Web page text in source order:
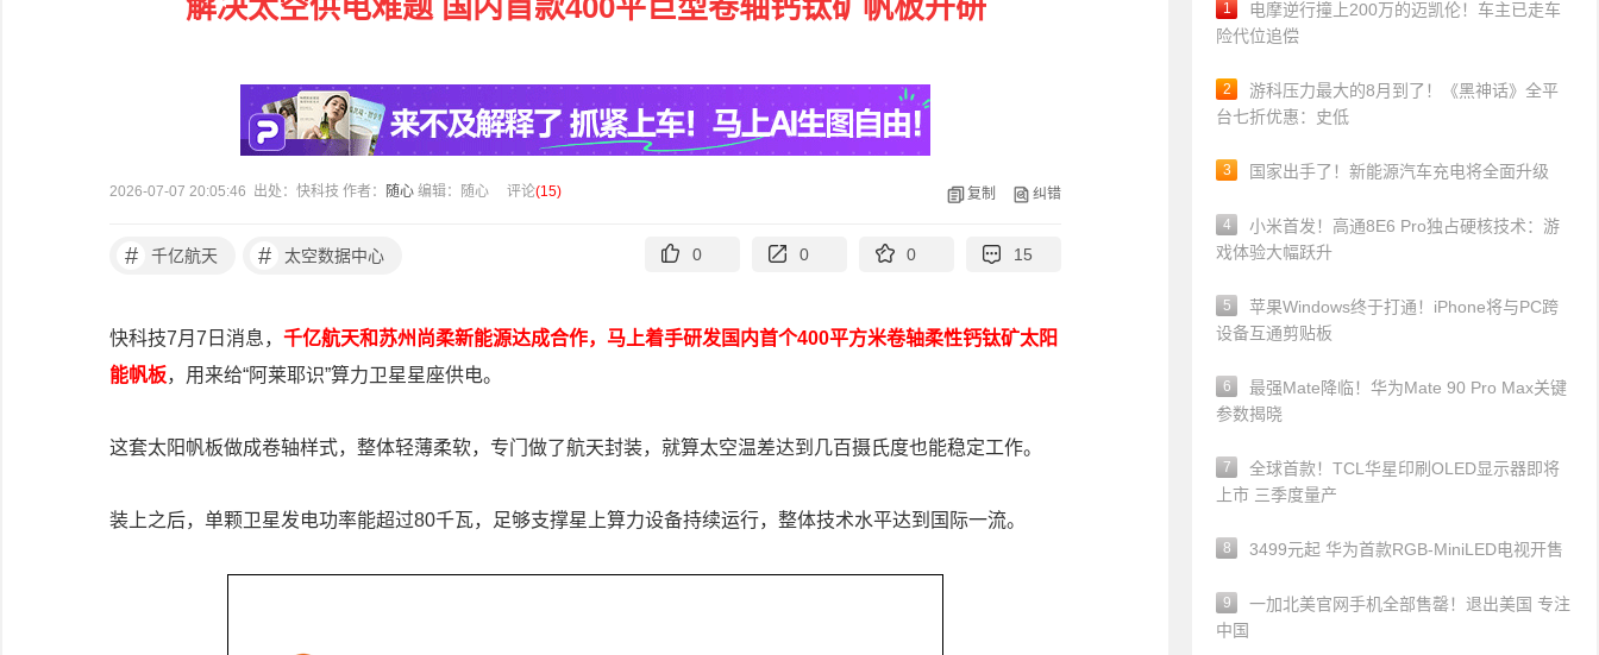
解决太空供电难题 国内首款400平巨型卷轴钙钛矿帆板开研
2026-07-07 20:05:46 出处：快科技 作者： 随心 编辑：随心 评论(15) 复制 纠错
# 千亿航天 # 太空数据中心 0 0 0 15
快科技7月7日消息， 千亿航天和苏州尚柔新能源达成合作，马上着手研发国内首个400平方米卷轴柔性钙钛矿太阳
能帆板，用来给“阿莱耶识”算力卫星星座供电。
这套太阳帆板做成卷轴样式，整体轻薄柔软，专门做了航天封装，就算太空温差达到几百摄氏度也能稳定工作。
装上之后，单颗卫星发电功率能超过80千瓦，足够支撑星上算力设备持续运行，整体技术水平达到国际一流。
1
电摩逆行撞上200万的迈凯伦！车主已走车
险代位追偿
2
游科压力最大的8月到了！《黑神话》全平
台七折优惠：史低
3 国家出手了！新能源汽车充电将全面升级
4
小米首发！高通8E6 Pro独占硬核技术：游
戏体验大幅跃升
5
苹果Windows终于打通！iPhone将与PC跨
设备互通剪贴板
6
最强Mate降临！华为Mate 90 Pro Max关键
参数揭晓
7
全球首款！TCL华星印刷OLED显示器即将
上市 三季度量产
8 3499元起 华为首款RGB-MiniLED电视开售
9
一加北美官网手机全部售罄！退出美国 专注
中国